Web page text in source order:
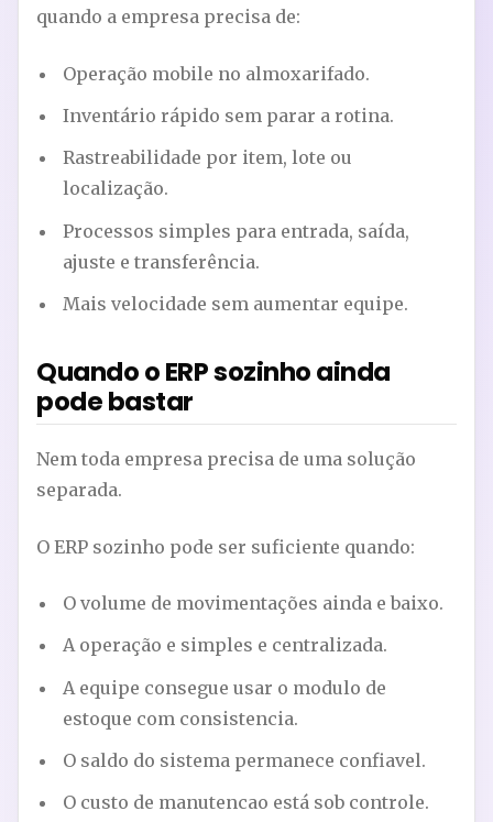
quando a empresa precisa de:
Operação mobile no almoxarifado.
Inventário rápido sem parar a rotina.
Rastreabilidade por item, lote ou
localização.
Processos simples para entrada, saída,
ajuste e transferência.
Mais velocidade sem aumentar equipe.
Quando o ERP sozinho ainda
pode bastar
Nem toda empresa precisa de uma solução
separada.
O ERP sozinho pode ser suficiente quando:
O volume de movimentações ainda e baixo.
A operação e simples e centralizada.
A equipe consegue usar o modulo de
estoque com consistencia.
O saldo do sistema permanece confiavel.
O custo de manutencao está sob controle.